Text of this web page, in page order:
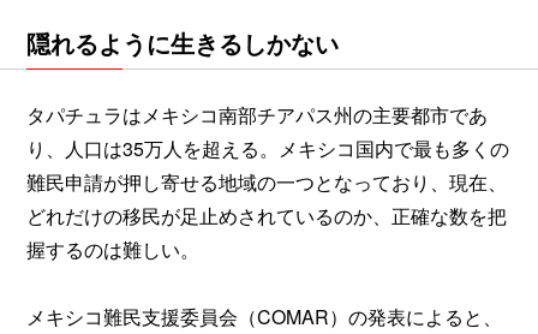
隠れるように生きるしかない
タパチュラはメキシコ南部チアパス州の主要都市であ
り、人口は35万人を超える。メキシコ国内で最も多くの
難民申請が押し寄せる地域の一つとなっており、現在、
どれだけの移民が足止めされているのか、正確な数を把
握するのは難しい。
メキシコ難民支援委員会（COMAR）の発表によると、